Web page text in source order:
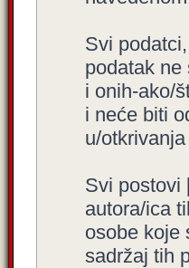
Svi
podatak ne
i onih-ako/
i neće biti
u/
Svi postovi
autora/ica
osobe koje
sadržaj tih